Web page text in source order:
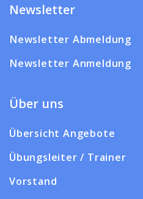
Newsletter
Newsletter Abmeldung
Newsletter Anmeldung
Über uns
Übersicht Angebote
Übungsleiter / Trainer
Vorstand